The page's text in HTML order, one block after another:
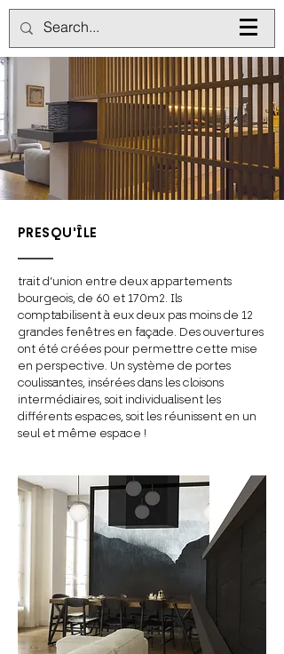
PRESQU'ÎLE
trait d’union entre deux appartements
bourgeois, de 60 et 170m2. Ils
comptabilisent à eux deux pas moins de 12
grandes fenêtres en façade. Des ouvertures
ont été créées pour permettre cette mise
en perspective. Un système de portes
coulissantes, insérées dans les cloisons
intermédiaires, soit individualisent les
différents espaces, soit les réunissent en un
seul et même espace !